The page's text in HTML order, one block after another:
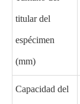
titular del
espécimen
(mm)
Capacidad del